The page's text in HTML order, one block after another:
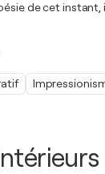
de cet